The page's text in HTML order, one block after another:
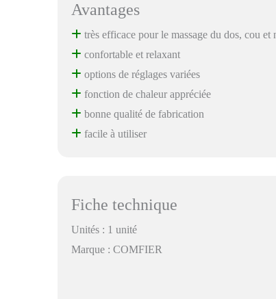
Avantages
très efficace pour le massage du dos, cou et
confortable et relaxant
options de réglages variées
fonction de chaleur appréciée
bonne qualité de fabrication
facile à utiliser
Fiche technique
Unités : 1 unité
Marque : COMFIER